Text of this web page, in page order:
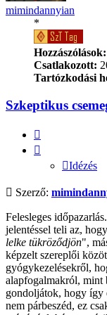
mimindannyian
*
Hozzászólások:
Csatlakozott:
Tartózkodási
Szkeptikus
Idézés
Hozzászólás
Szerző:
Felesleges
jelentéssel teli az,
lelke tükröződjön",
képzelt szereplői
gyógykezelésekről,
alapfogalmakról, mint
gondoljátok, hogy így
nem párbeszéd, ez